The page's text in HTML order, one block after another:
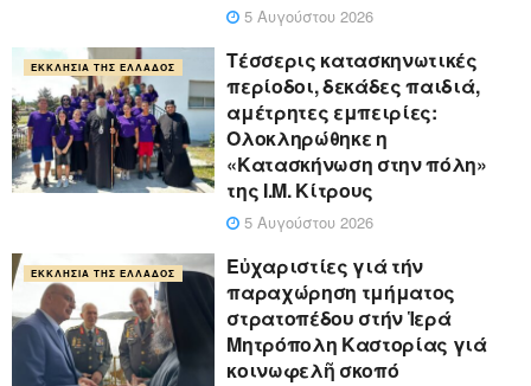
5 Αυγούστου 2026
ΕΚΚΛΗΣΊΑ ΤΗΣ ΕΛΛΆΔΟΣ
Τέσσερις κατασκηνωτικές
περίοδοι, δεκάδες παιδιά,
αμέτρητες εμπειρίες:
Ολοκληρώθηκε η
«Κατασκήνωση στην πόλη»
της Ι.Μ. Κίτρους
5 Αυγούστου 2026
ΕΚΚΛΗΣΊΑ ΤΗΣ ΕΛΛΆΔΟΣ
Εὐχαριστίες γιά τήν
παραχώρηση τμήματος
στρατοπέδου στήν Ἱερά
Μητρόπολη Καστορίας γιά
κοινωφελῆ σκοπό